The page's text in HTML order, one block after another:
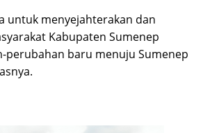
untuk menyejahterakan dan
Kabupaten Sumenep
perubahan baru menuju Sumenep